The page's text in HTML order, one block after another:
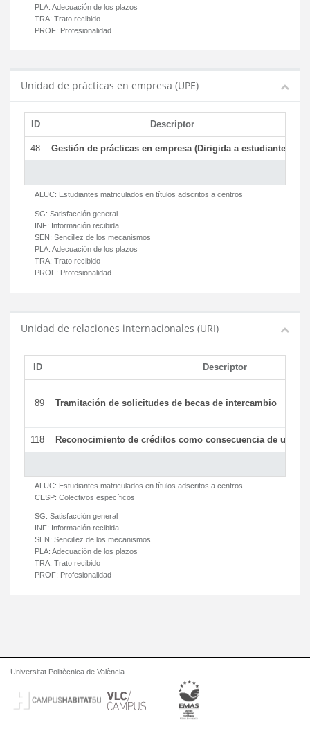
PLA: Adecuación de los plazos
TRA: Trato recibido
PROF: Profesionalidad
Unidad de prácticas en empresa (UPE)
ID Descriptor
48 Gestión de prácticas en empresa (Dirigida a estudiantes)
ALUC: Estudiantes matriculados en títulos adscritos a centros
SG: Satisfacción general
INF: Información recibida
SEN: Sencillez de los mecanismos
PLA: Adecuación de los plazos
TRA: Trato recibido
PROF: Profesionalidad
Unidad de relaciones internacionales (URI)
ID Descriptor
89 Tramitación de solicitudes de becas de intercambio
118 Reconocimiento de créditos como consecuencia de un
ALUC: Estudiantes matriculados en títulos adscritos a centros
CESP: Colectivos específicos
SG: Satisfacción general
INF: Información recibida
SEN: Sencillez de los mecanismos
PLA: Adecuación de los plazos
TRA: Trato recibido
PROF: Profesionalidad
Universitat Politècnica de València